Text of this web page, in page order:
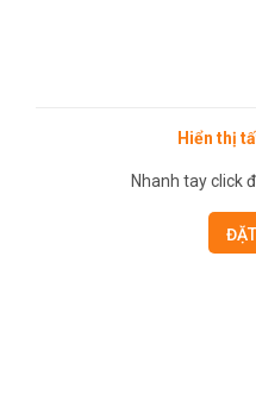
Hiển thị
Nhanh tay click